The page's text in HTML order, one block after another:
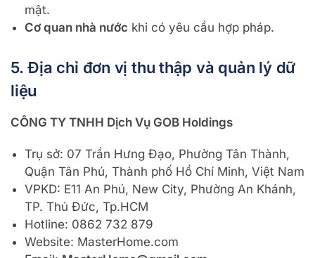
mật.
Cơ quan nhà nước khi có yêu cầu hợp pháp.
5. Địa chỉ đơn vị thu thập và quản lý dữ
liệu
CÔNG TY TNHH Dịch Vụ GOB Holdings
Trụ sở: 07 Trần Hưng Đạo, Phường Tân Thành,
Quận Tân Phú, Thành phố Hồ Chí Minh, Việt Nam
VPKD: E11 An Phú, New City, Phường An Khánh,
TP. Thủ Đức, Tp.HCM
Hotline: 0862 732 879
Website: MasterHome.com